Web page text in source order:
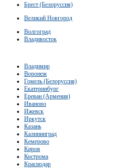
Брест (Белоруссия)
Великий Новгород
Волгоград
Владивосток
Владимир
Воронеж
Гомель (Белоруссия)
Екатеринбург
Ереван (Армения)
Иваново
Ижевск
Иркутск
Казань
Калининград
Кемерово
Киров
Кострома
Краснодар